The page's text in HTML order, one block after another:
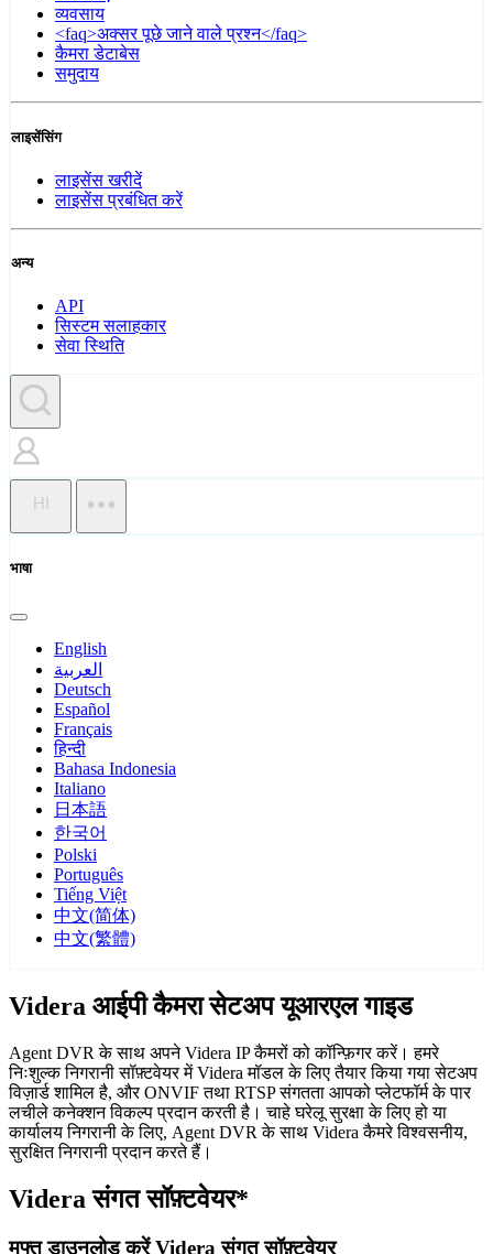
व्यवसाय
<faq>अक्सर पूछे जाने वाले प्रश्न</faq>
कैमरा डेटाबेस
समुदाय
लाइसेंसिंग
लाइसेंस खरीदें
लाइसेंस प्रबंधित करें
अन्य
API
सिस्टम सलाहकार
सेवा स्थिति
HI
भाषा
English
العربية
Deutsch
Español
Français
हिन्दी
Bahasa Indonesia
Italiano
日本語
한국어
Polski
Português
Tiếng Việt
中文(简体)
中文(繁體)
Videra आईपी कैमरा सेटअप यूआरएल गाइड
Agent DVR के साथ अपने Videra IP कैमरों को कॉन्फ़िगर करें। हमरे
निःशुल्क निगरानी सॉफ़्टवेयर में Videra मॉडल के लिए तैयार किया गया सेटअप
विज़ार्ड शामिल है, और ONVIF तथा RTSP संगतता आपको प्लेटफॉर्म के पार
लचीले कनेक्शन विकल्प प्रदान करती है। चाहे घरेलू सुरक्षा के लिए हो या
कार्यालय निगरानी के लिए, Agent DVR के साथ Videra कैमरे विश्वसनीय,
सुरक्षित निगरानी प्रदान करते हैं।
Videra संगत सॉफ़्टवेयर*
मुफ्त डाउनलोड करें Videra संगत सॉफ़्टवेयर